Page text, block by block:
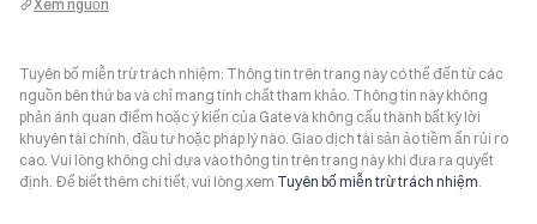
Xem nguồn
Tuyên bố miễn trừ trách nhiệm: Thông tin trên trang này có thể đến từ các
nguồn bên thứ ba và chỉ mang tính chất tham khảo. Thông tin này không
phản ánh quan điểm hoặc ý kiến của Gate và không cấu thành bất kỳ lời
khuyên tài chính, đầu tư hoặc pháp lý nào. Giao dịch tài sản ảo tiềm ẩn rủi ro
cao. Vui lòng không chỉ dựa vào thông tin trên trang này khi đưa ra quyết
định. Để biết thêm chi tiết, vui lòng xem Tuyên bố miễn trừ trách nhiệm.